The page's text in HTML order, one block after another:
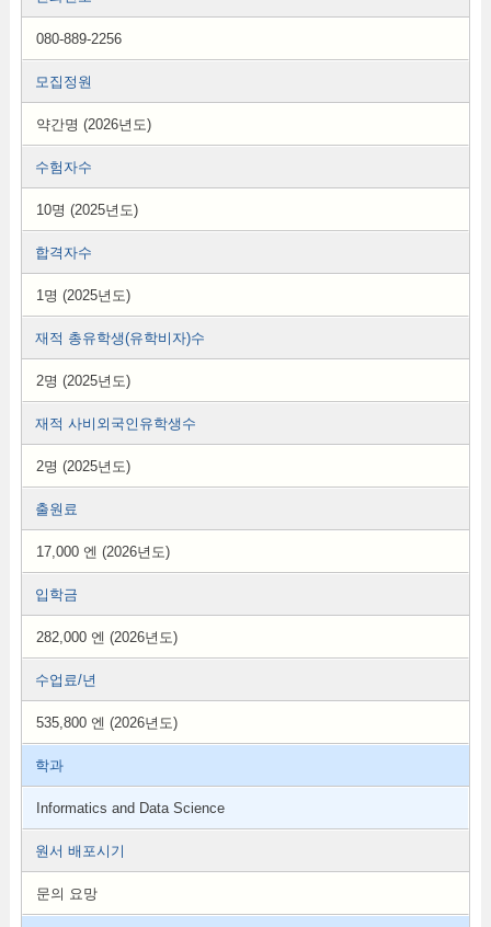
080-889-2256
모집정원
약간명 (2026년도)
수험자수
10명 (2025년도)
합격자수
1명 (2025년도)
재적 총유학생(유학비자)수
2명 (2025년도)
재적 사비외국인유학생수
2명 (2025년도)
출원료
17,000 엔 (2026년도)
입학금
282,000 엔 (2026년도)
수업료/년
535,800 엔 (2026년도)
학과
Informatics and Data Science
원서 배포시기
문의 요망